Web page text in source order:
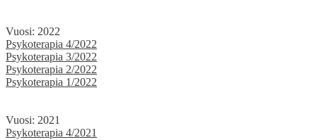
Vuosi: 2022
Psykoterapia 4/2022
Psykoterapia 3/2022
Psykoterapia 2/2022
Psykoterapia 1/2022
Vuosi: 2021
Psykoterapia 4/2021